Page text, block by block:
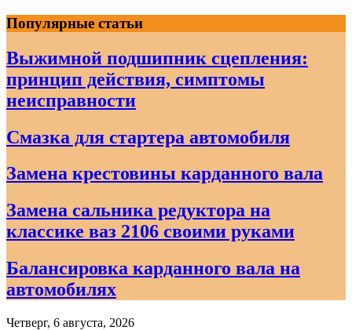
Skip
to
content
Популярные статьи
Выжимной подшипник сцепления:
принцип действия, симптомы
неисправности
Смазка для стартера автомобиля
Замена крестовины карданного вала
Замена сальника редуктора на
классике ваз 2106 своими руками
Балансировка карданного вала на
автомобилях
Четверг, 6 августа, 2026